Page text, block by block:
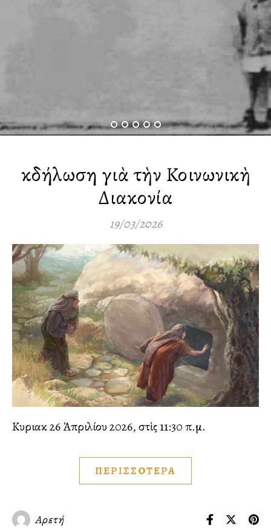
Ἐκδήλωση γιὰ τὴν Κοινωνικὴ
Διακονία
19/03/2026
Κυριακὴ 26 Ἀπριλίου 2026, στὶς 11:30 π.μ.
ΠΕΡΙΣΣΟΤΕΡΑ
Αρετή